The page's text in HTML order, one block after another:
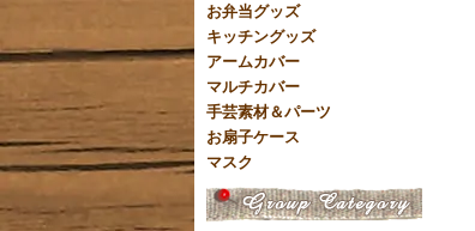
お弁当グッズ
キッチングッズ
アームカバー
マルチカバー
手芸素材＆パーツ
お扇子ケース
マスク